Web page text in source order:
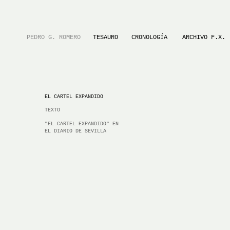
PEDRO G. ROMERO TESAURO CRONOLOGÍA
EL CARTEL EXPANDIDO
TEXTO
"EL CARTEL EXPANDIDO" EN
EL DIARIO DE SEVILLA
ARCHIVO F.X.